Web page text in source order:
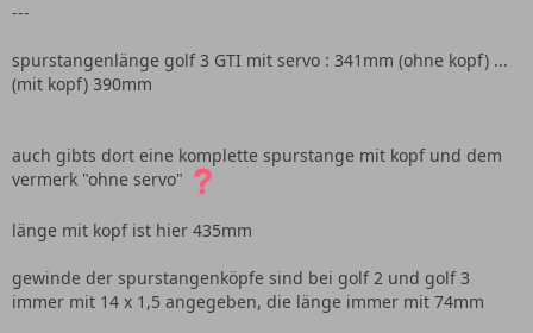
---
spurstangenlänge golf 3 GTI mit servo : 341mm (ohne kopf) ...
(mit kopf) 390mm
auch gibts dort eine komplette spurstange mit kopf und dem
vermerk "ohne servo"
länge mit kopf ist hier 435mm
gewinde der spurstangenköpfe sind bei golf 2 und golf 3
immer mit 14 x 1,5 angegeben, die länge immer mit 74mm